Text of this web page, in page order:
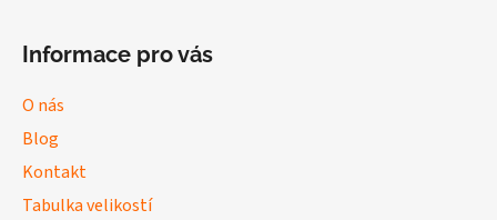
Informace pro vás
O nás
Blog
Kontakt
Tabulka velikostí